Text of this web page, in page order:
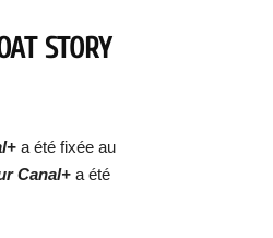
STORY
a été fixée au
Canal+ a été